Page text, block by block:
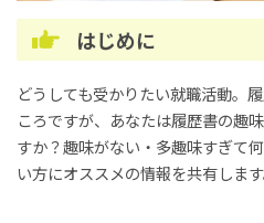
はじめに
どうしても受かりたい就職活動。
ころですが、あなたは履歴書の趣
すか？趣味がない・多趣味すぎて
い方にオススメの情報を共有します